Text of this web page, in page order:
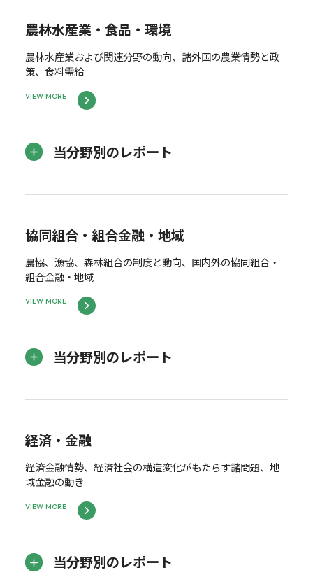
農林水産業・食品・環境
農林水産業および関連分野の動向、諸外国の農業情勢と政
策、食料需給
VIEW MORE
当分野別のレポート
協同組合・組合金融・地域
農協、漁協、森林組合の制度と動向、国内外の協同組合・
組合金融・地域
VIEW MORE
当分野別のレポート
経済・金融
経済金融情勢、経済社会の構造変化がもたらす諸問題、地
域金融の動き
VIEW MORE
当分野別のレポート